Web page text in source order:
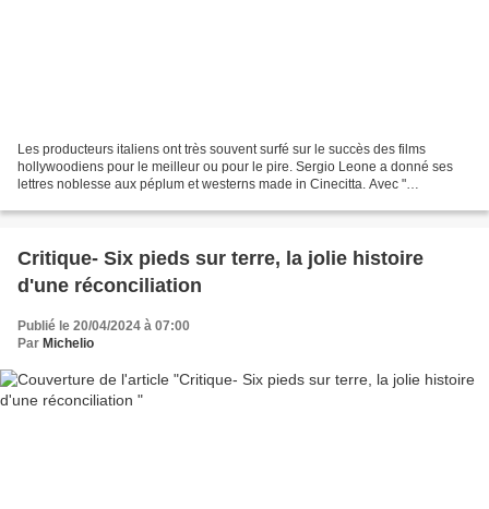
Les producteurs italiens ont très souvent surfé sur le succès des films
hollywoodiens pour le meilleur ou pour le pire. Sergio Leone a donné ses
lettres noblesse aux péplum et westerns made in Cinecitta. Avec "
Critique- Six pieds sur terre, la jolie histoire
d'une réconciliation
Publié le 20/04/2024 à 07:00
Par Michelio